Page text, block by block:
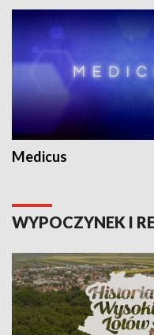
Medicus
WYPOCZYNEK I